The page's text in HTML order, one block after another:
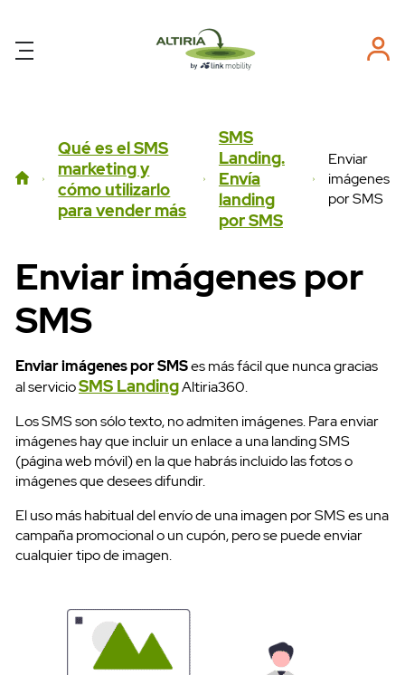
Qué es el SMS
marketing y
cómo utilizarlo
para vender más
SMS
Landing.
Envía
landing
por SMS
Enviar
imágenes
por SMS
Enviar imágenes por
SMS
Enviar imágenes por SMSes más fácil que nunca gracias
al servicioSMS LandingAltiria360.
Los SMS son sólo texto, no admiten imágenes. Para enviar
imágenes hay que incluir un enlace a una landing SMS
(página web móvil) en la que habrás incluido las fotos o
imágenes que desees difundir.
El uso más habitual del envío de una imagen por SMS es una
campaña promocional o un cupón, pero se puede enviar
cualquier tipo de imagen.